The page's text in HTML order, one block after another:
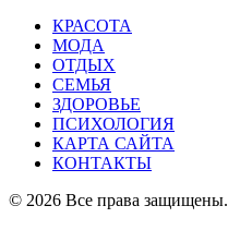
КРАСОТА
МОДА
ОТДЫХ
СЕМЬЯ
ЗДОРОВЬЕ
ПСИХОЛОГИЯ
КАРТА САЙТА
КОНТАКТЫ
© 2026 Все права защищены.